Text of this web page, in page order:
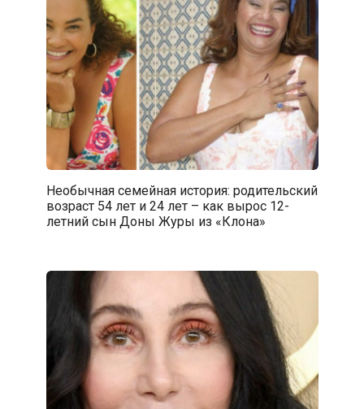
Необычная семейная история: родительский
возраст 54 лет и 24 лет – как вырос 12-
летний сын Доны Журы из «Клона»